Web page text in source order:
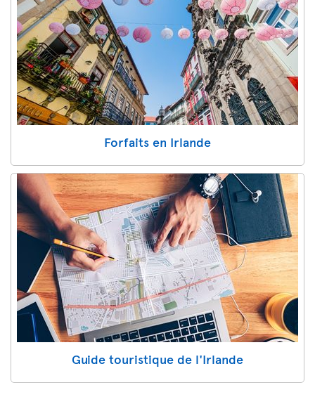
Forfaits en Irlande
Guide touristique de l'Irlande